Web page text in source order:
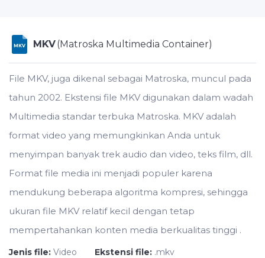
MKV MKV(Matroska Multimedia Container)
File MKV, juga dikenal sebagai Matroska, muncul pada
tahun 2002. Ekstensi file MKV digunakan dalam wadah
Multimedia standar terbuka Matroska. MKV adalah
format video yang memungkinkan Anda untuk
menyimpan banyak trek audio dan video, teks film, dll.
Format file media ini menjadi populer karena
mendukung beberapa algoritma kompresi, sehingga
ukuran file MKV relatif kecil dengan tetap
mempertahankan konten media berkualitas tinggi .
Jenis file: Video Ekstensi file: .mkv